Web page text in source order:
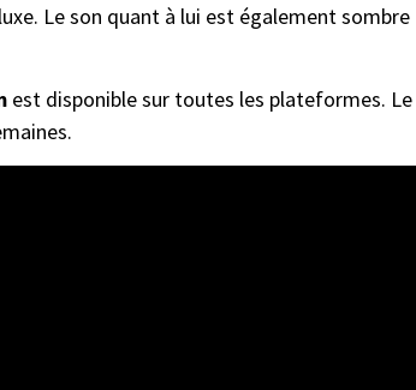
Le son quant à lui est également sombre
est disponible sur toutes les plateformes. Le